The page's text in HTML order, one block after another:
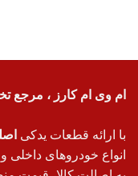
ام وی ام کارز ، مرجع
با ارائه قطعات یدکی
انواع خودروهای داخلی